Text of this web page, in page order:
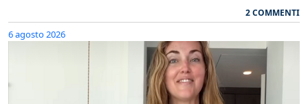
2 COMMENTI
6 agosto 2026